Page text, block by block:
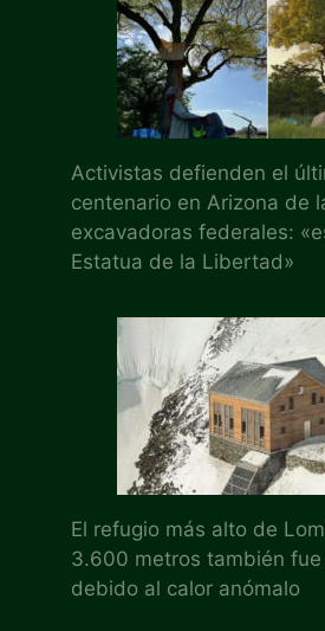
Activistas defienden el
centenario en Arizona de
excavadoras federales:
Estatua de la Libertad»
El refugio más alto de
3.600 metros también
debido al calor anómalo